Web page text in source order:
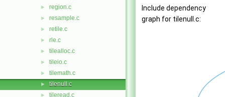
► region.c
► resample.c
► retile.c
► rle.c
► tilealloc.c
► tileio.c
► tilemath.c
► tilenull.c
► tileread.c
Include dependency
graph for tilenull.c: